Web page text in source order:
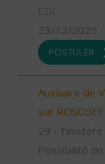
CDI
23/12/2025
POSTULER
Auxiliaire de
sur
29 - Finistère
Possibilité